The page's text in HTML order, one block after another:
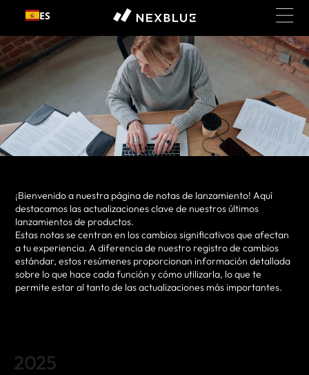
Ir al
contenido
ES
¡Bienvenido a nuestra página de notas de lanzamiento! Aquí
destacamos las actualizaciones clave de nuestros últimos
lanzamientos de productos.
Estas notas se centran en los cambios significativos que afectan
a tu experiencia. A diferencia de nuestro registro de cambios
estándar, estos resúmenes proporcionan información detallada
sobre lo que hace cada función y cómo utilizarla, lo que te
permite estar al tanto de las actualizaciones más importantes.
2025